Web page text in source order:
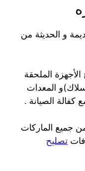
و الحديثة من
الملحقة
المعدات
كفالة الصيانة .
جميع الماركات
تصليح